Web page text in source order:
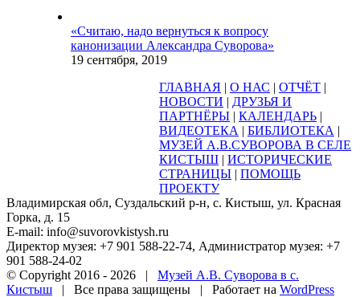
«Считаю, надо вернуться к вопросу
канонизации Александра Суворова»
19 сентября, 2019
ГЛАВНАЯ | О НАС | ОТЧЁТ |
НОВОСТИ | ДРУЗЬЯ И
ПАРТНЁРЫ | КАЛЕНДАРЬ |
ВИДЕОТЕКА | БИБЛИОТЕКА |
МУЗЕЙ А.В.СУВОРОВА В СЕЛЕ
КИСТЫШ | ИСТОРИЧЕСКИЕ
СТРАНИЦЫ | ПОМОЩЬ
ПРОЕКТУ
Владимирская обл, Суздальский р-н, с. Кистыш, ул. Красная
Горка, д. 15
E-mail: info@suvorovkistysh.ru
Директор музея: +7 901 588-22-74, Администратор музея: +7
901 588-24-02
© Copyright 2016 - 2026 | Музей А.В. Суворова в с.
Кистыш | Все права защищены | Работает на WordPress